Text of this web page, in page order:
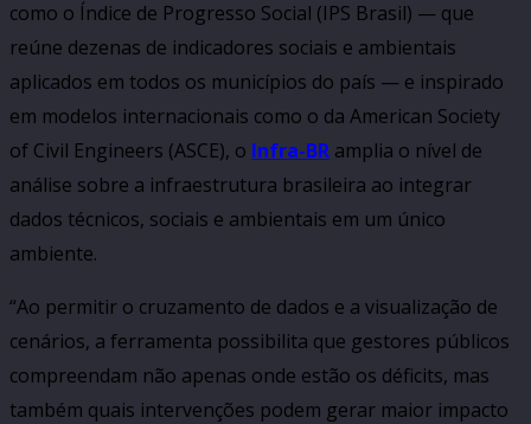
como o Índice de Progresso Social (IPS Brasil) — que
reúne dezenas de indicadores sociais e ambientais
aplicados em todos os municípios do país — e inspirado
em modelos internacionais como o da American Society
of Civil Engineers (ASCE), o Infra-BR amplia o nível de
análise sobre a infraestrutura brasileira ao integrar
dados técnicos, sociais e ambientais em um único
ambiente.
“Ao permitir o cruzamento de dados e a visualização de
cenários, a ferramenta possibilita que gestores públicos
compreendam não apenas onde estão os déficits, mas
também quais intervenções podem gerar maior impacto